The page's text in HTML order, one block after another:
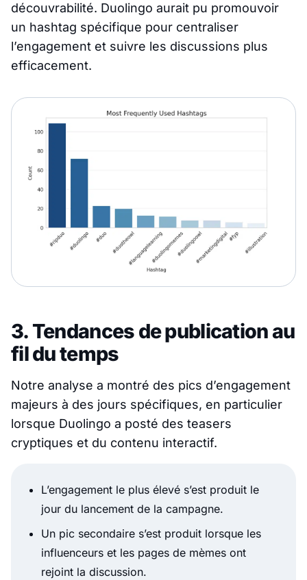
découvrabilité. Duolingo aurait pu promouvoir
un hashtag spécifique pour centraliser
l’engagement et suivre les discussions plus
efficacement.
3. Tendances de publication au
fil du temps
Notre analyse a montré des pics d’engagement
majeurs à des jours spécifiques, en particulier
lorsque Duolingo a posté des teasers
cryptiques et du contenu interactif.
L’engagement le plus élevé s’est produit le
jour du lancement de la campagne.
Un pic secondaire s’est produit lorsque les
influenceurs et les pages de mèmes ont
rejoint la discussion.